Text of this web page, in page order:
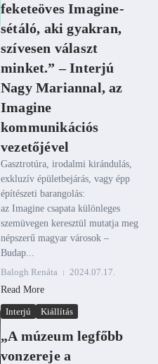
feketeöves Imagine-
sétáló, aki gyakran,
szívesen választ
minket.” – Interjú
Nagy Mariannal, az
Imagine
kommunikációs
vezetőjével
Gasztrotúra, irodalmi kirándulás,
exkluzív épületbejárás, vagy épp
építészeti barangolás:
az Imagine csapata különleges
szemüvegen keresztül mutatja meg
népszerű magyar városok –
Budap...
Balogh Renáta
2024.07.17.
Read More
Interjú Kiállítás
„A múzeum legfőbb
vonzereje a